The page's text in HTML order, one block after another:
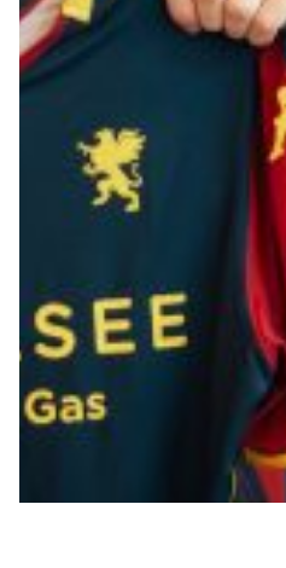
Summer Sale
Mare
Accessori
Helan x Genoa
Isolani x Genoa
Gift Card Online Store